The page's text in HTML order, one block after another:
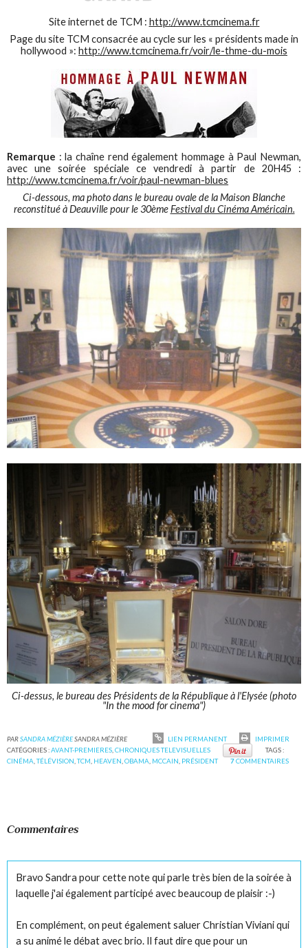
Site internet de TCM : http://www.tcmcinema.fr
Page du site TCM consacrée au cycle sur les « présidents made in
hollywood »: http://www.tcmcinema.fr/voir/le-thme-du-mois
Remarque : la chaîne rend également hommage à Paul Newman,
avec une soirée spéciale ce vendredi à partir de 20H45 :
http://www.tcmcinema.fr/voir/paul-newman-blues
Ci-dessous, ma photo dans le bureau ovale de la Maison Blanche
reconstitué à Deauville pour le 30èmeFestival du Cinéma Américain.
Ci-dessus, le bureau des Présidents de la République à l'Elysée (photo
"In the mood for cinema")
PARSANDRA MÉZIÈRESANDRA MÉZIÈRE LIEN PERMANENT
IMPRIMER
CATÉGORIES :AVANT-PREMIERES,CHRONIQUES TELEVISUELLES
TAGS :
CINÉMA,TÉLÉVISION,TCM, HEAVEN,OBAMA, MCCAIN, PRÉSIDENT 7COMMENTAIRES
Commentaires
Bravo Sandra pour cette note qui parle très bien de la soirée à
laquelle j'ai également participé avec beaucoup de plaisir :-)
En complément, on peut également saluer Christian Viviani qui
a su animé le débat avec brio. Il faut dire que pour un